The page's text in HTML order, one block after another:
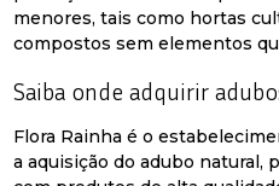
menores, tais como hortas
compostos sem elementos
Saiba onde adquirir
Flora Rainha é o
a aquisição do adubo natural,